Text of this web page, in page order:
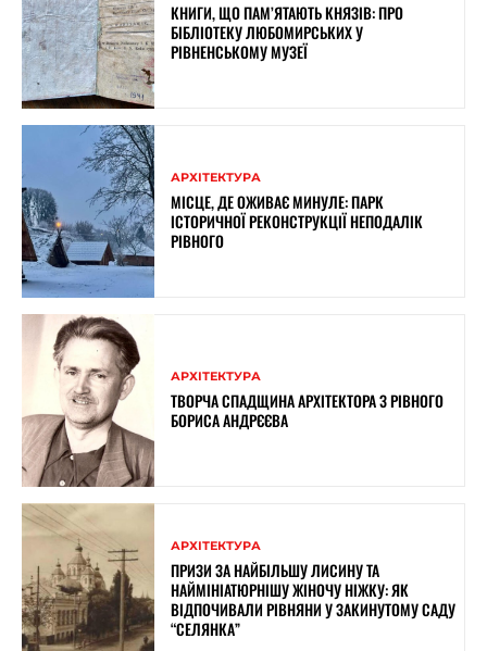
КНИГИ, ЩО ПАМ’ЯТАЮТЬ КНЯЗІВ: ПРО
БІБЛІОТЕКУ ЛЮБОМИРСЬКИХ У
РІВНЕНСЬКОМУ МУЗЕЇ
АРХІТЕКТУРА
МІСЦЕ, ДЕ ОЖИВАЄ МИНУЛЕ: ПАРК
ІСТОРИЧНОЇ РЕКОНСТРУКЦІЇ НЕПОДАЛІК
РІВНОГО
АРХІТЕКТУРА
ТВОРЧА СПАДЩИНА АРХІТЕКТОРА З РІВНОГО
БОРИСА АНДРЄЄВА
АРХІТЕКТУРА
ПРИЗИ ЗА НАЙБІЛЬШУ ЛИСИНУ ТА
НАЙМІНІАТЮРНІШУ ЖІНОЧУ НІЖКУ: ЯК
ВІДПОЧИВАЛИ РІВНЯНИ У ЗАКИНУТОМУ САДУ
“СЕЛЯНКА”